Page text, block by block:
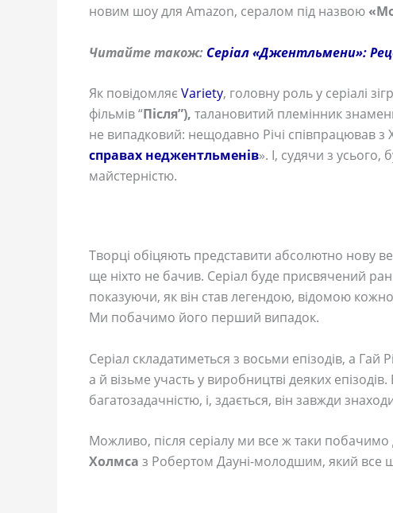
новим шоу для Amazon, сералом під назвою
Читайте також: Серіал «Джентльмени»:
Як повідомляє Variety, головну роль у серіалі
фільмів “Після”), талановитий племінник
не випадковий: нещодавно Річі співпрацював з
справах неджентльменів». І, судячи з
майстерністю.
Творці обіцяють представити абсолютно нову
ще ніхто не бачив. Серіал буде присвячений
показуючи, як він став легендою, відомою
Ми побачимо його перший випадок.
Серіал складатиметься з восьми епізодів, а Гай
а й візьме участь у виробництві деяких
багатозадачністю, і, здається, він завжди
Можливо, після серіалу ми все ж таки побачимо
Холмса з Робертом Дауні-молодшим, який все